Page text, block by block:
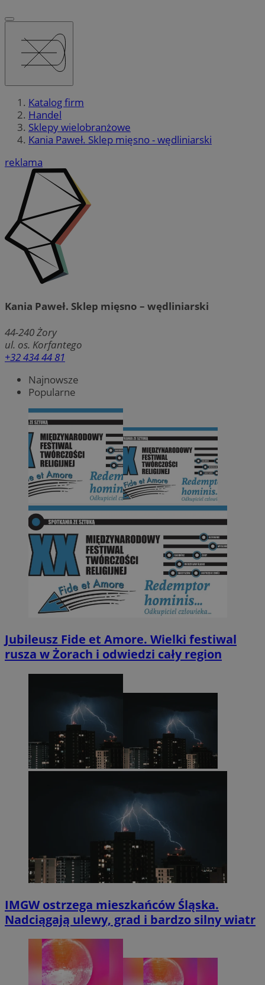
Katalog firm
Handel
Sklepy wielobranżowe
Kania Paweł. Sklep mięsno - wędliniarski
reklama
Kania Paweł. Sklep mięsno – wędliniarski
44-240Żory
ul. os. Korfantego
+32 434 44 81
Najnowsze
Popularne
Jubileusz Fide et Amore. Wielki festiwal
rusza w Żorach i odwiedzi cały region
IMGW ostrzega mieszkańców Śląska.
Nadciągają ulewy, grad i bardzo silny wiatr